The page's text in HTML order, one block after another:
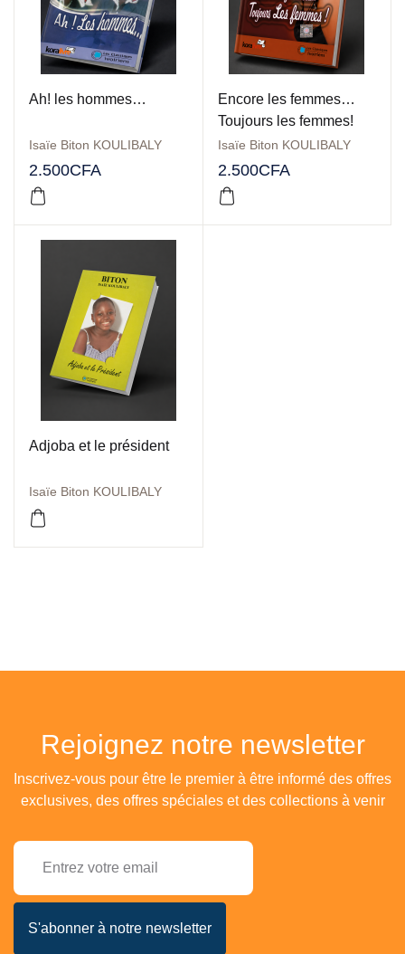
Ah! les hommes…
Isaïe Biton KOULIBALY
2.500CFA
Encore les femmes…
Toujours les femmes!
Isaïe Biton KOULIBALY
2.500CFA
Adjoba et le président
Isaïe Biton KOULIBALY
Rejoignez notre newsletter
Inscrivez-vous pour être le premier à être informé des offres
exclusives, des offres spéciales et des collections à venir